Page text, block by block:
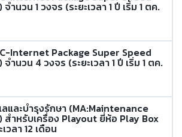
ำนวน 1 วงจร (ระยะเวลา 1 ปี เริ่ม 1 ตค.
C-Internet Package Super Speed
จำนวน 4 วงจร (ระยะเวลา 1 ปี เริ่ม 1 ตค.
และบำรุงรักษา (MA:Maintenance
ำหรับเครื่อง Playout ยี่ห้อ Play Box
วลา 12 เดือน